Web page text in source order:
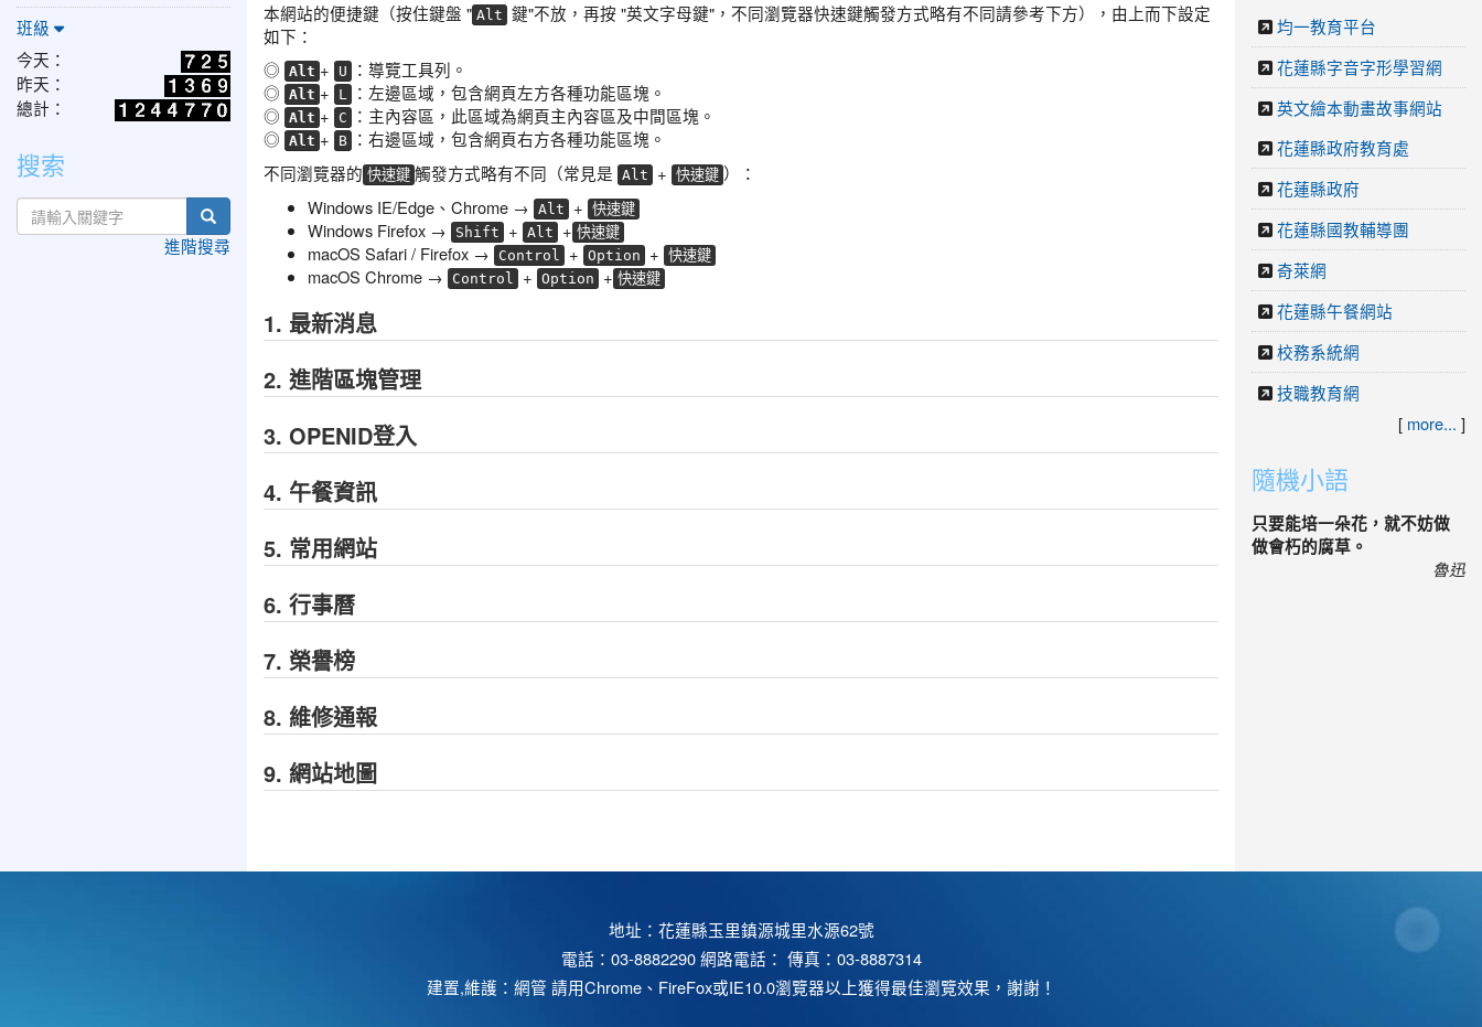
本網站的便捷鍵（按住鍵盤 " Alt 鍵"不放，再按 "英文字母鍵"，不同瀏覽器快速鍵觸發方式略有不同請參考下方），由上而下設定
如下：
◎ Alt + U
：導覽工具列。
◎ Alt + L
：左邊區域，包含網頁左方各種功能區塊。
◎ Alt + C
：主內容區，此區域為網頁主內容區及中間區塊。
◎ Alt + B
：右邊區域，包含網頁右方各種功能區塊。
不同瀏覽器的 快速鍵 觸發方式略有不同（常見是 Alt + 快速鍵 ）：
Windows IE/Edge、Chrome →
Alt + 快速鍵
Windows Firefox → Shift + Alt + 快速鍵
macOS Safari / Firefox → Control + Option + 快速鍵
macOS Chrome → Control + Option + 快速鍵
1. 最新消息
2. 進階區塊管理
3. OPENID登入
4. 午餐資訊
5. 常用網站
6. 行事曆
7. 榮譽榜
8. 維修通報
9. 網站地圖
班級
今天：
昨天：
總計：
搜索
search
進階搜尋
均一教育平台
花蓮縣字音字形學習網
英文繪本動畫故事網站
花蓮縣政府教育處
花蓮縣政府
花蓮縣國教輔導團
奇萊網
花蓮縣午餐網站
校務系統網
技職教育網
[ more... ]
隨機小語
只要能培一朵花，就不妨做
做會朽的腐草。
魯迅
地址：花蓮縣玉里鎮源城里水源62號
電話：03-8882290 網路電話： 傳真：03-8887314
建置,維護： 網管 請用Chrome、 FireFox或IE10.0瀏覽器以上獲得最佳瀏覽效果，謝謝！